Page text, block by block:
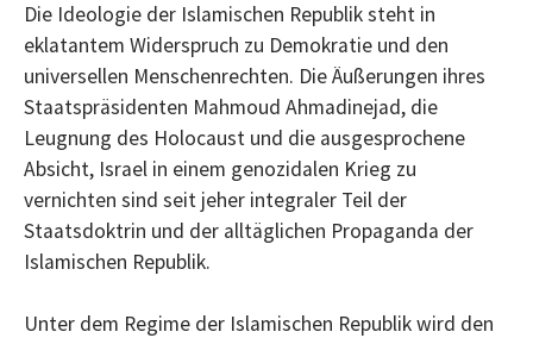
Die Ideologie der Islamischen Republik steht in
eklatantem Widerspruch zu Demokratie und den
universellen Menschenrechten. Die Äußerungen ihres
Staatspräsidenten Mahmoud Ahmadinejad, die
Leugnung des Holocaust und die ausgesprochene
Absicht, Israel in einem genozidalen Krieg zu
vernichten sind seit jeher integraler Teil der
Staatsdoktrin und der alltäglichen Propaganda der
Islamischen Republik.
Unter dem Regime der Islamischen Republik wird den